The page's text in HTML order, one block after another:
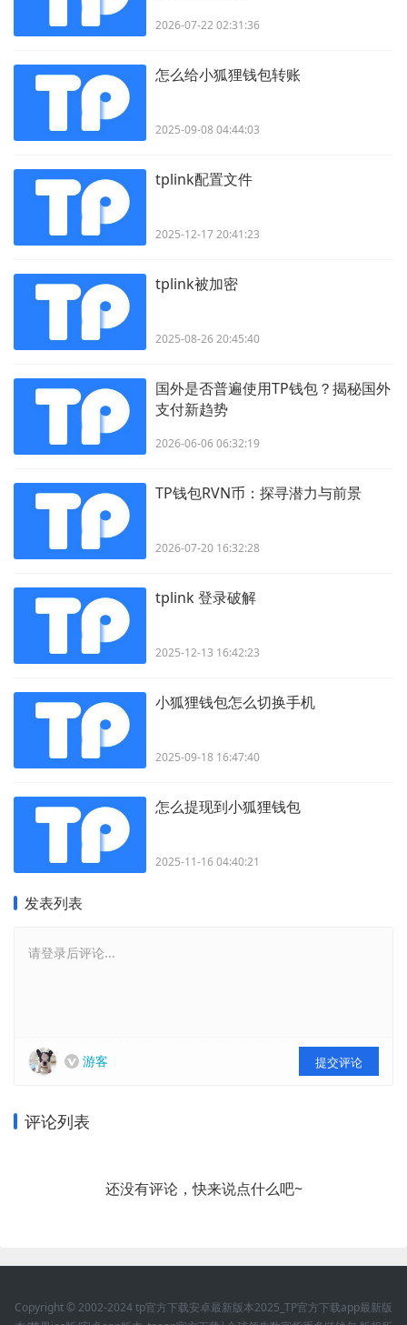
2026-07-22 02:31:36
怎么给小狐狸钱包转账
2025-09-08 04:44:03
tplink配置文件
2025-12-17 20:41:23
tplink被加密
2025-08-26 20:45:40
国外是否普遍使用TP钱包？揭秘国外
支付新趋势
2026-06-06 06:32:19
TP钱包RVN币：探寻潜力与前景
2026-07-20 16:32:28
tplink 登录破解
2025-12-13 16:42:23
小狐狸钱包怎么切换手机
2025-09-18 16:47:40
怎么提现到小狐狸钱包
2025-11-16 04:40:21
发表列表
请登录后评论...
游客 提交评论
评论列表
还没有评论，快来说点什么吧~
Copyright © 2002-2024 tp官方下载安卓最新版本2025_TP官方下载app最新版